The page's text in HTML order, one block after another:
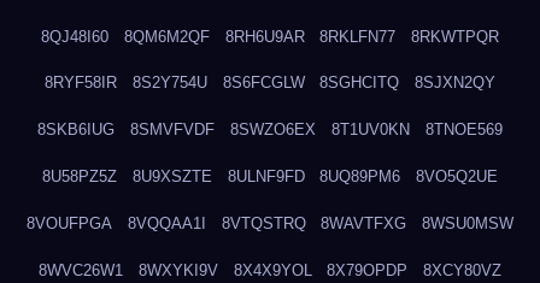
8QJ48I60 8QM6M2QF 8RH6U9AR 8RKLFN77 8RKWTPQR
8RYF58IR 8S2Y754U 8S6FCGLW 8SGHCITQ 8SJXN2QY
8SKB6IUG 8SMVFVDF 8SWZO6EX 8T1UV0KN 8TNOE569
8U58PZ5Z 8U9XSZTE 8ULNF9FD 8UQ89PM6 8VO5Q2UE
8VOUFPGA 8VQQAA1I 8VTQSTRQ 8WAVTFXG 8WSU0MSW
8WVC26W1 8WXYKI9V 8X4X9YOL 8X79OPDP 8XCY80VZ